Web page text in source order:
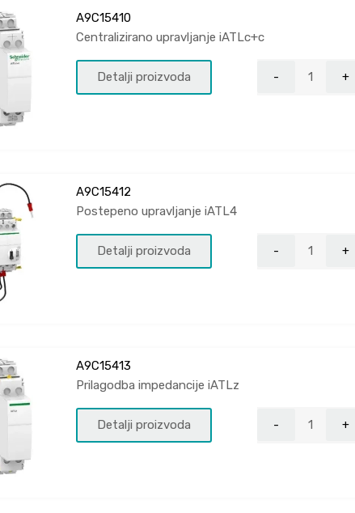
A9C15410
Centralizirano upravljanje iATLc+c
Detalji proizvoda
A9C15412
Postepeno upravljanje iATL4
Detalji proizvoda
A9C15413
Prilagodba impedancije iATLz
Detalji proizvoda